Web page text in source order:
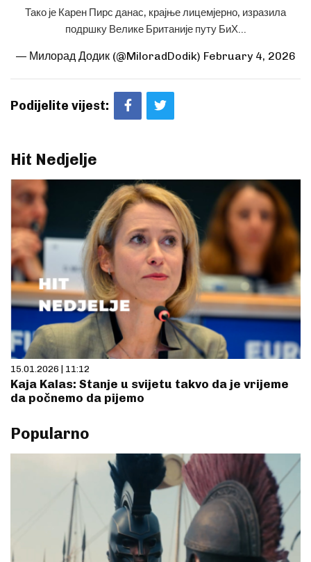
Тако је Карен Пирс данас, крајње лицемјерно, изразила
подршку Велике Британије путу БиХ…
— Милорад Додик (@MiloradDodik) February 4, 2026
Podijelite vijest:
Hit Nedjelje
15.01.2026 | 11:12
Kaja Kalas: Stanje u svijetu takvo da je vrijeme
da počnemo da pijemo
Popularno